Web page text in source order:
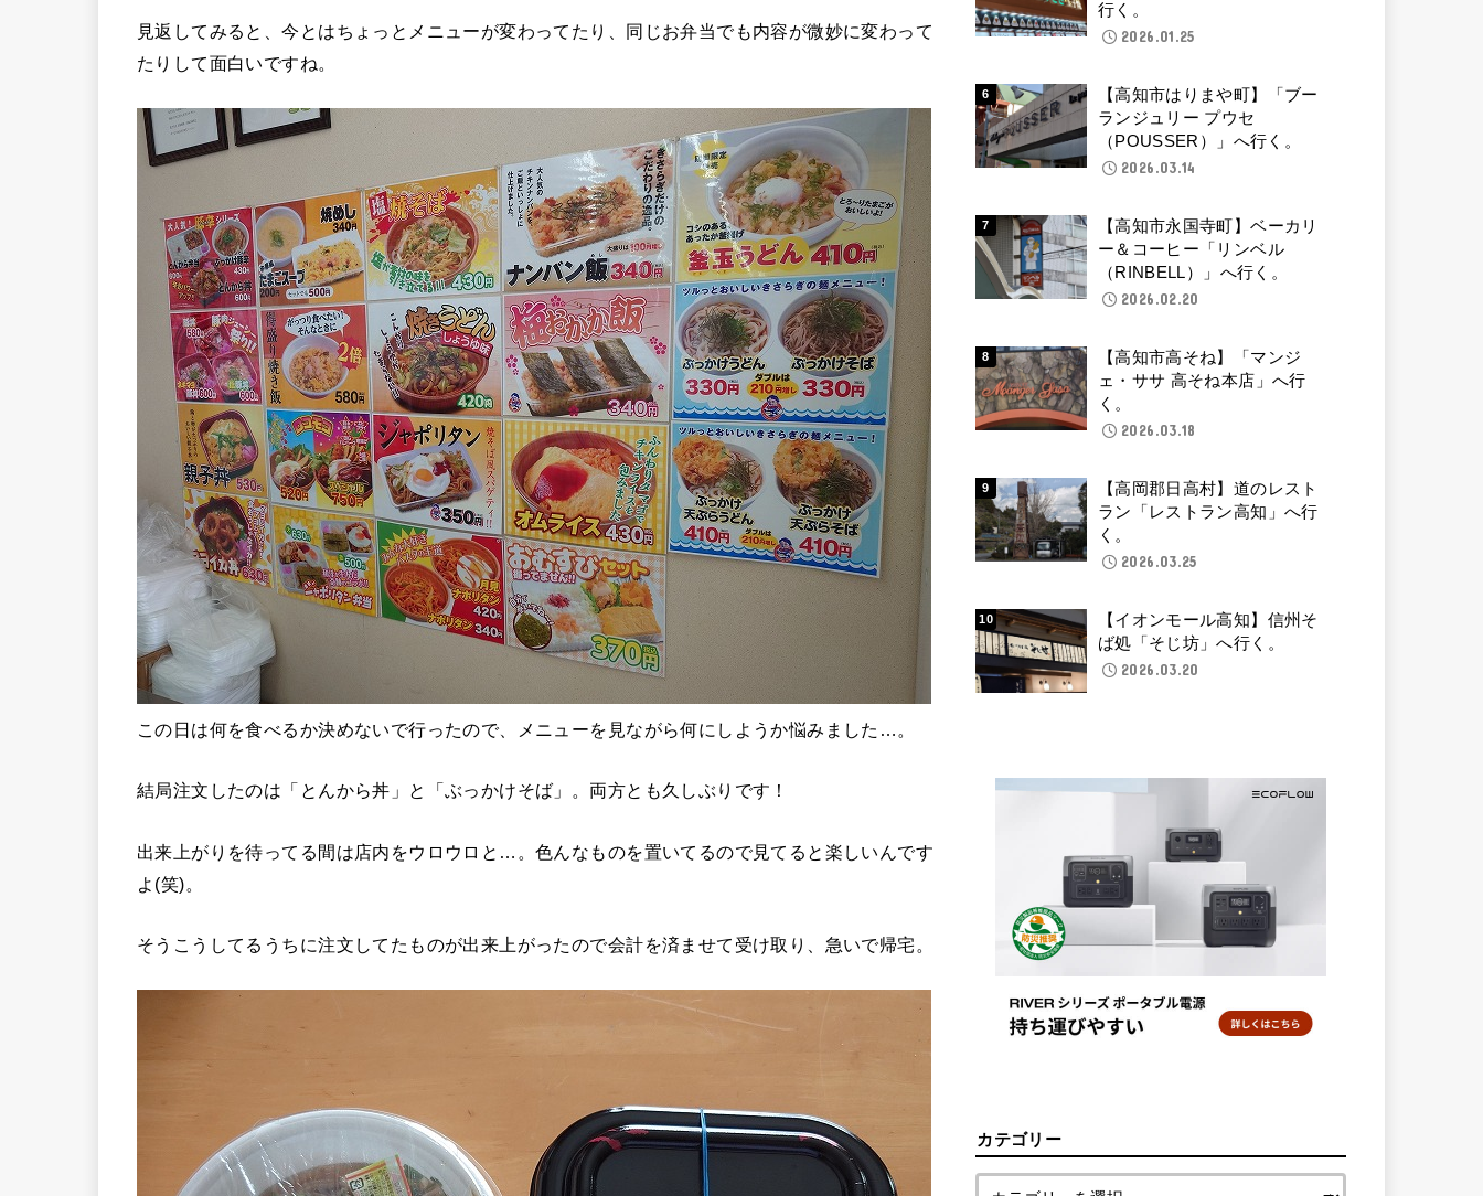
見返してみると、今とはちょっとメニューが変わってたり、同じお弁当でも内容が微妙に変わって
たりして面白いですね。
この日は何を食べるか決めないで行ったので、メニューを見ながら何にしようか悩みました…。
結局注文したのは「とんから丼」と「ぶっかけそば」。両方とも久しぶりです！
出来上がりを待ってる間は店内をウロウロと…。色んなものを置いてるので見てると楽しいんです
よ(笑)。
そうこうしてるうちに注文してたものが出来上がったので会計を済ませて受け取り、急いで帰宅。
行く。
2026.01.25
【高知市はりまや町】「ブー
ランジュリー プウセ
（POUSSER）」へ行く。
2026.03.14
【高知市永国寺町】ベーカリ
ー＆コーヒー「リンベル
（RINBELL）」へ行く。
2026.02.20
【高知市高そね】「マンジ
ェ・ササ 高そね本店」へ行
く。
2026.03.18
【高岡郡日高村】道のレスト
ラン「レストラン高知」へ行
く。
2026.03.25
【イオンモール高知】信州そ
ば処「そじ坊」へ行く。
2026.03.20
カテゴリー